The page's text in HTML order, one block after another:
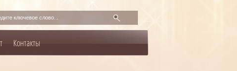
Контакты